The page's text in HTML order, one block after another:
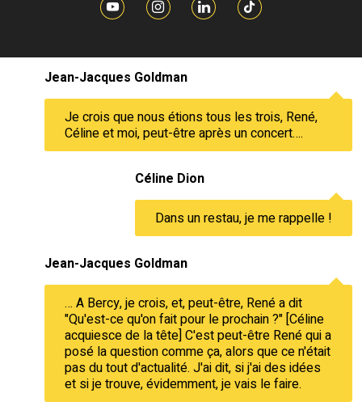
premier album. Qui a demandé à qui pour le
Jean-Jacques Goldman
Je crois que nous étions tous les trois, René,
Céline et moi, peut-être après un concert….
Céline Dion
Dans un restau, je me rappelle !
Jean-Jacques Goldman
… A Bercy, je crois, et, peut-être, René a dit
"Qu'est-ce qu'on fait pour le prochain ?" [Céline
acquiesce de la tête] C'est peut-être René qui a
posé la question comme ça, alors que ce n'était
pas du tout d'actualité. J'ai dit, si j'ai des idées
et si je trouve, évidemment, je vais le faire.